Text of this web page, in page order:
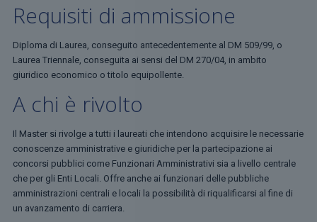
Requisiti di ammissione
Diploma di Laurea, conseguito antecedentemente al DM 509/99, o
Laurea Triennale, conseguita ai sensi del DM 270/04, in ambito
giuridico economico o titolo equipollente.
A chi è rivolto
Il Master si rivolge a tutti i laureati che intendono acquisire le necessarie
conoscenze amministrative e giuridiche per la partecipazione ai
concorsi pubblici come Funzionari Amministrativi sia a livello centrale
che per gli Enti Locali. Offre anche ai funzionari delle pubbliche
amministrazioni centrali e locali la possibilità di riqualificarsi al fine di
un avanzamento di carriera.